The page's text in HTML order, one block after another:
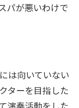
パが悪いわけで
は向いていない
ターを目指した